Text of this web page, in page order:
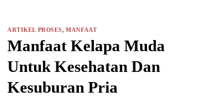
ARTIKEL PROSES,MANFAAT
Manfaat Kelapa Muda
Untuk Kesehatan Dan
Kesuburan Pria